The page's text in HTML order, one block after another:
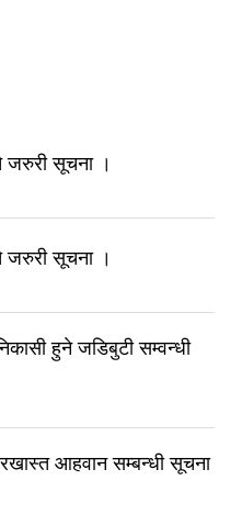
जरुरी सूचना ।
जरुरी सूचना ।
हुने जडिबुटी सम्वन्धी
आहवान सम्बन्धी सूचना